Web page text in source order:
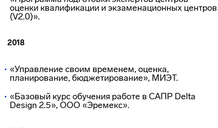
оценки квалификации и экзаменационных центров
(V2.0)».
2018
«Управление своим временем, оценка,
планирование, бюджетирование», МИЭТ.
«Базовый курс обучения работе в САПР Delta
Design 2.5», ООО «Эремекс».